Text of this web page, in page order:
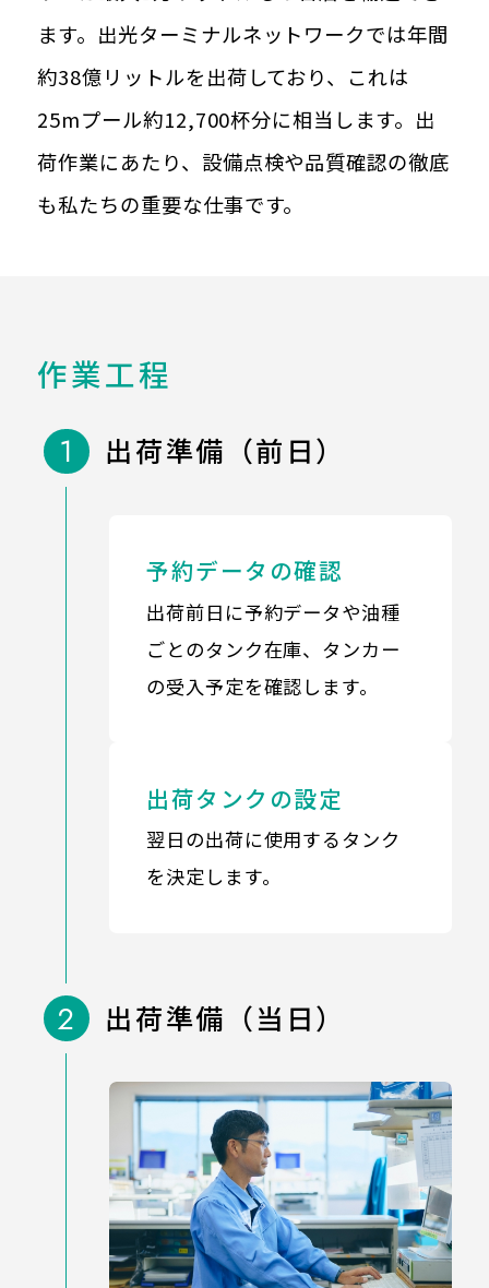
ます。出光ターミナルネットワークでは年間
約38億リットルを出荷しており、これは
25mプール約12,700杯分に相当します。出
荷作業にあたり、設備点検や品質確認の徹底
も私たちの重要な仕事です。
作業工程
1 出荷準備（前日）
予約データの確認
出荷前日に予約データや油種
ごとのタンク在庫、タンカー
の受入予定を確認します。
出荷タンクの設定
翌日の出荷に使用するタンク
を決定します。
2 出荷準備（当日）